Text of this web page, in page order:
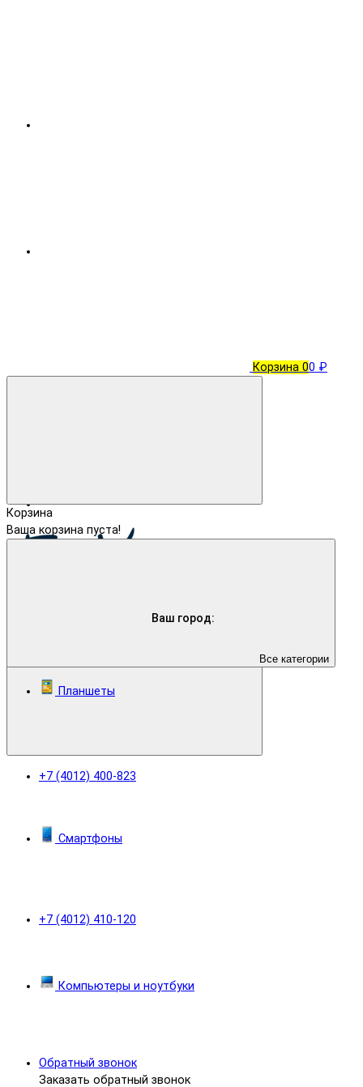
Ваш город:
+7 (4012) 400-823
+7 (4012) 410-120
Обратный звонок
Заказать обратный звонок
Корзина 00 ₽
Корзина
Ваша корзина пуста!
Все категории
Планшеты
Смартфоны
Компьютеры и ноутбуки